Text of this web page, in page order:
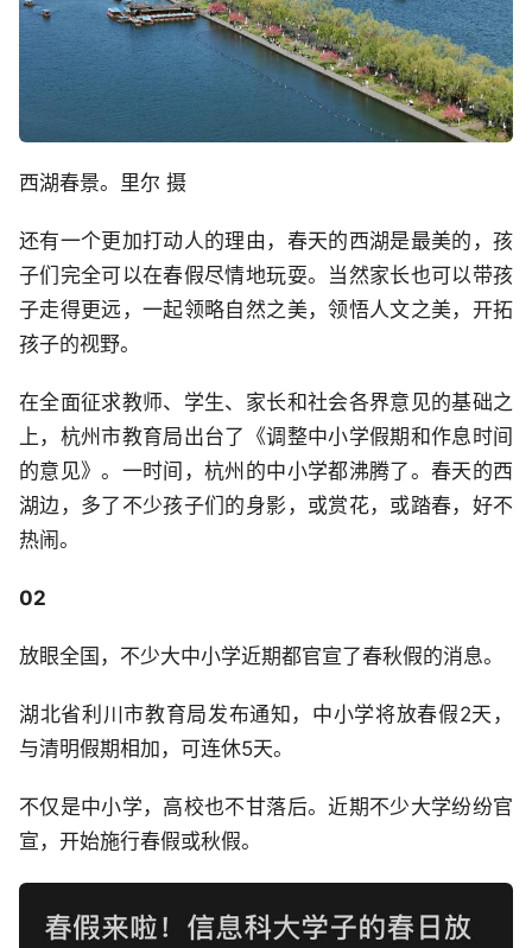
西湖春景。里尔 摄
还有一个更加打动人的理由，春天的西湖是最美的，孩
子们完全可以在春假尽情地玩耍。当然家长也可以带孩
子走得更远，一起领略自然之美，领悟人文之美，开拓
孩子的视野。
在全面征求教师、学生、家长和社会各界意见的基础之
上，杭州市教育局出台了《调整中小学假期和作息时间
的意见》。一时间，杭州的中小学都沸腾了。春天的西
湖边，多了不少孩子们的身影，或赏花，或踏春，好不
热闹。
02
放眼全国，不少大中小学近期都官宣了春秋假的消息。
湖北省利川市教育局发布通知，中小学将放春假2天，
与清明假期相加，可连休5天。
不仅是中小学，高校也不甘落后。近期不少大学纷纷官
宣，开始施行春假或秋假。